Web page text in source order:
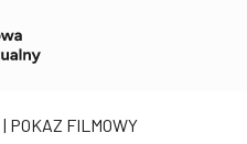
| POKAZ FILMOWY